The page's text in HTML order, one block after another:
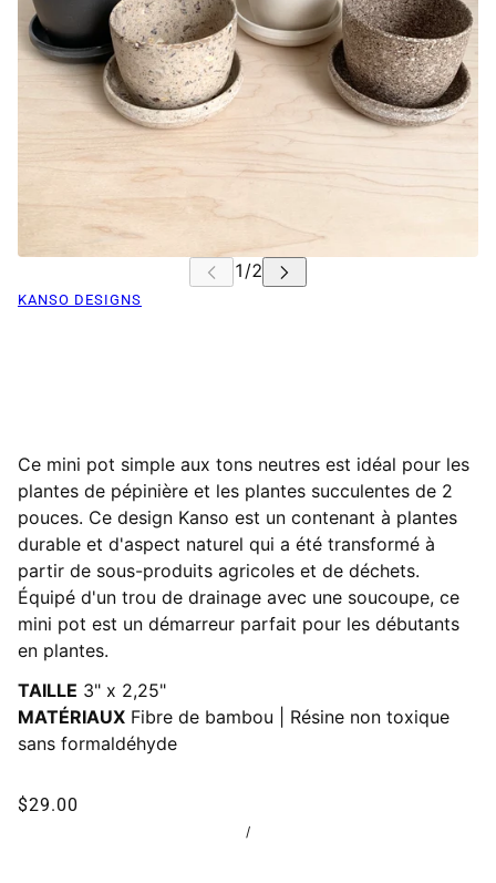
KANSO DESIGNS
Ce mini pot simple aux tons neutres est idéal pour les
plantes de pépinière et les plantes succulentes de 2
pouces. Ce design Kanso est un contenant à plantes
durable et d'aspect naturel qui a été transformé à
partir de sous-produits agricoles et de déchets.
Équipé d'un trou de drainage avec une soucoupe, ce
mini pot est un démarreur parfait pour les débutants
en plantes.
TAILLE 3" x 2,25"
MATÉRIAUX Fibre de bambou
Résine non toxique
sans formaldéhyde
$29.00
/